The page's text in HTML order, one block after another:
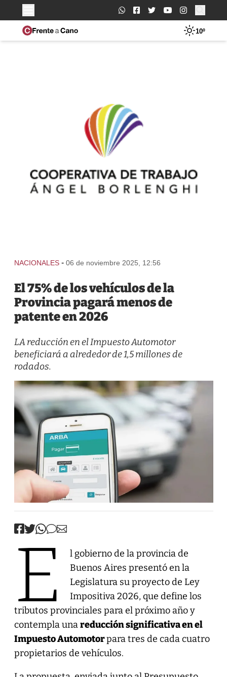
Buscar:
10º
NACIONALES - 06 de noviembre 2025, 12:56
El 75% de los vehículos de la
Provincia pagará menos de
patente en 2026
LA reducción en el Impuesto Automotor
beneficiará a alrededor de 1,5 millones de
rodados.
E
l gobierno de la provincia de
Buenos Aires presentó en la
Legislatura su proyecto de Ley
Impositiva 2026, que define los
tributos provinciales para el próximo año y
contempla unareducción significativa en el
Impuesto Automotorpara tres de cada cuatro
propietarios de vehículos.